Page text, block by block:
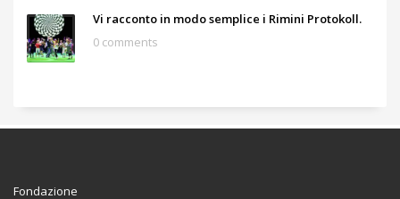
Vi racconto in modo semplice i Rimini Protokoll.
0 comments
Fondazione